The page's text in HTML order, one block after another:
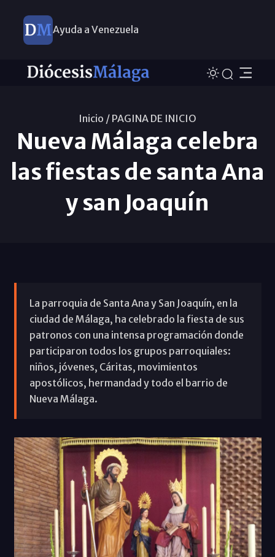
Ayuda a Venezuela
Inicio / PAGINA DE INICIO
Nueva Málaga celebra
las fiestas de santa Ana
y san Joaquín
La parroquia de Santa Ana y San Joaquín, en la
ciudad de Málaga, ha celebrado la fiesta de sus
patronos con una intensa programación donde
participaron todos los grupos parroquiales:
niños, jóvenes, Cáritas, movimientos
apostólicos, hermandad y todo el barrio de
Nueva Málaga.